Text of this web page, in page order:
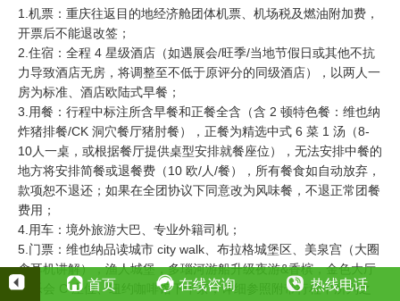
1.机票：重庆往返目的地经济舱团体机票、机场税及燃油附加费，
开票后不能退改签；
2.住宿：全程 4 星级酒店（如遇展会/旺季/当地节假日或其他不抗
力导致酒店无房，将调整至不低于原评分的同级酒店），以两人一
房为标准、酒店欧陆式早餐；
3.用餐：行程中标注所含早餐和正餐全含（含 2 顿特色餐：维也纳
炸猪排餐/CK 洞穴餐厅猪肘餐），正餐为精选中式 6 菜 1 汤（8-
10人一桌，或根据餐厅提供桌型安排就餐座位），无法安排中餐的
地方将安排简餐或退餐费（10 欧/人/餐），所有餐食如自动放弃，
款项恕不退还；如果在全团协议下同意改为风味餐，不退正常团餐
费用；
4.用车：境外旅游大巴、专业外籍司机；
5.门票：维也纳品读城市 city walk、布拉格城堡区、美泉宫（大圈
含耳机讲解），渔人城堡，多瑙河游船升级夜游&香槟，金色大厅
音乐会 C 座位、纽约咖啡馆下午茶；详细参照附带行程中所列之
首页 在线咨询 热线电话